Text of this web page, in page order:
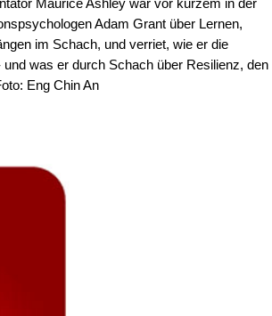
Adam Grant über Lernen,
im Schach, und verriet, wie er die
was er durch Schach über Resilienz, den
Eng Chin An